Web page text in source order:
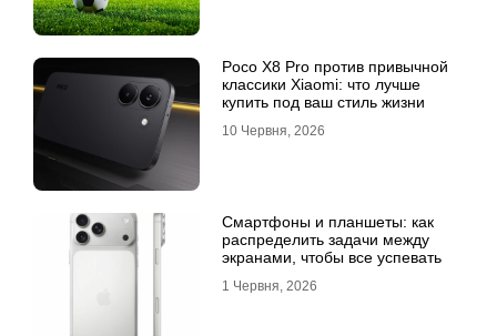
Poco X8 Pro против привычной
классики Xiaomi: что лучше
купить под ваш стиль жизни
10 Червня, 2026
Смартфоны и планшеты: как
распределить задачи между
экранами, чтобы все успевать
1 Червня, 2026